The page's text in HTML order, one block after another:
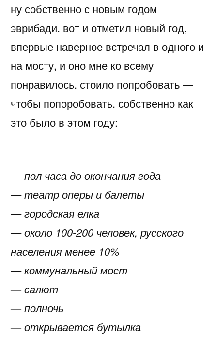
ну собственно с новым годом
эврибади. вот и отметил новый год,
впервые наверное встречал в одного и
на мосту, и оно мне ко всему
понравилось. стоило попробовать —
чтобы попоробовать. собственно как
это было в этом году:
— пол часа до окончания года
— театр оперы и балеты
— городская елка
— около 100-200 человек, русского
населения менее 10%
— коммунальный мост
— салют
— полночь
— открывается бутылка